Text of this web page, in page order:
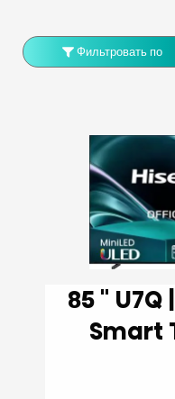
Фильтровать по
85 '' U7Q | ULED MiniLED